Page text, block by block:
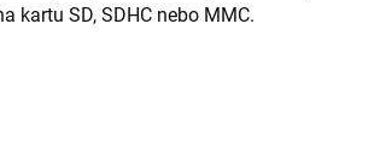
kartu SD, SDHC nebo MMC.